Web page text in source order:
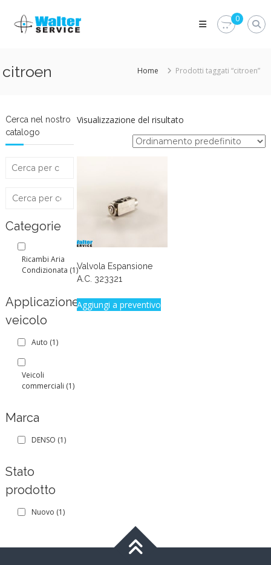
content
Walter
Service
parti
veicolo?
Vieni
Srl
0
citroen Home Prodotti taggati “citroen”
Visualizzazione del risultato
Valvola Espansione
A.C. 323321
Aggiungi a preventivo
Cerca nel nostro
catalogo
Categorie
Ricambi Aria
Condizionata (1)
Applicazione
veicolo
Auto (1)
Veicoli
commerciali (1)
Marca
DENSO (1)
Stato
prodotto
Nuovo (1)